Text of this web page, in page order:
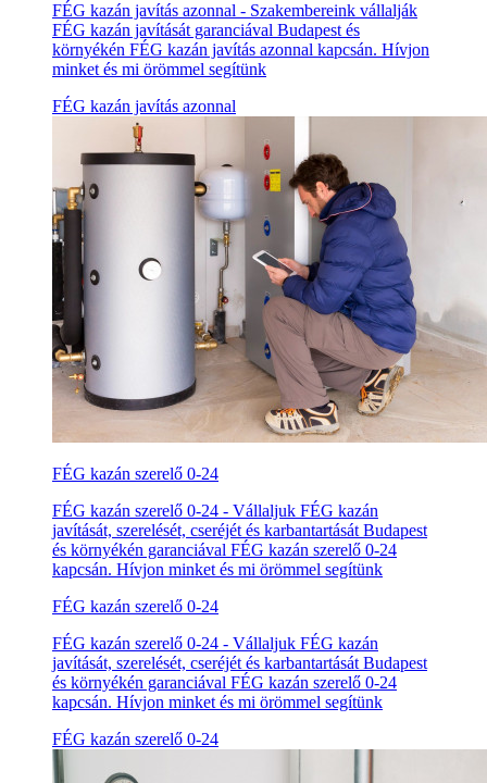
FÉG kazán javítás azonnal - Szakembereink vállalják
FÉG kazán javítását garanciával Budapest és
környékén FÉG kazán javítás azonnal kapcsán. Hívjon
minket és mi örömmel segítünk
FÉG kazán javítás azonnal
FÉG kazán szerelő 0-24
FÉG kazán szerelő 0-24 - Vállaljuk FÉG kazán
javítását, szerelését, cseréjét és karbantartását Budapest
és környékén garanciával FÉG kazán szerelő 0-24
kapcsán. Hívjon minket és mi örömmel segítünk
FÉG kazán szerelő 0-24
FÉG kazán szerelő 0-24 - Vállaljuk FÉG kazán
javítását, szerelését, cseréjét és karbantartását Budapest
és környékén garanciával FÉG kazán szerelő 0-24
kapcsán. Hívjon minket és mi örömmel segítünk
FÉG kazán szerelő 0-24